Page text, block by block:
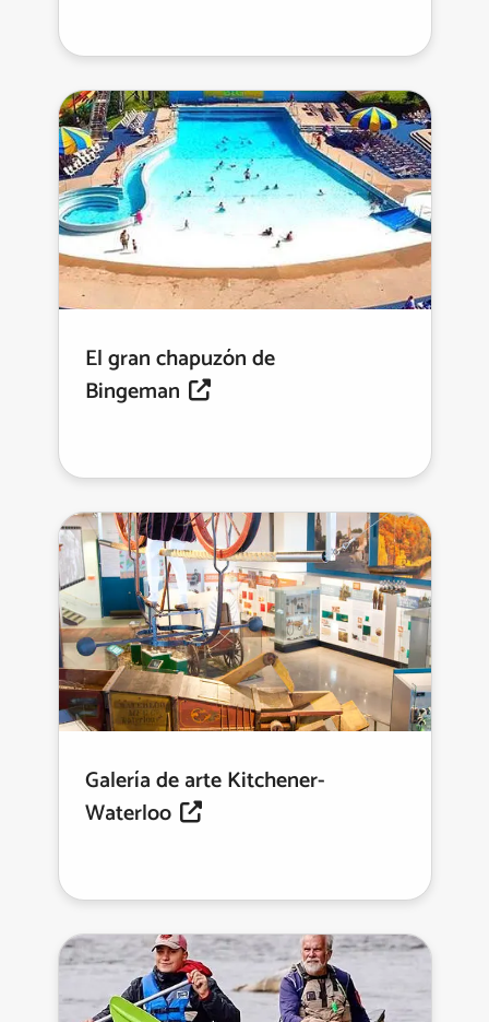
El gran chapuzón de
Bingeman
Galería de arte Kitchener-
Waterloo